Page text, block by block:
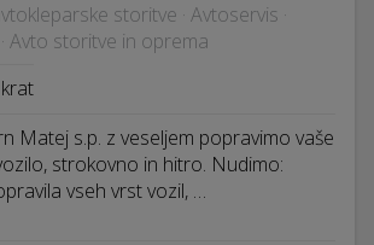
storitve · Avtoservis ·
Avto storitve in oprema
Matej s.p. z veseljem popravimo vaše
strokovno in hitro. Nudimo:
vseh vrst vozil, …